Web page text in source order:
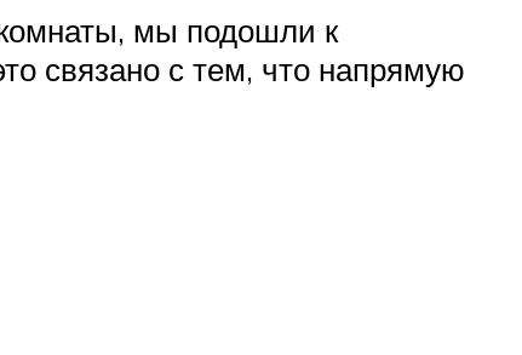
мы подошли к
связано с тем, что напрямую